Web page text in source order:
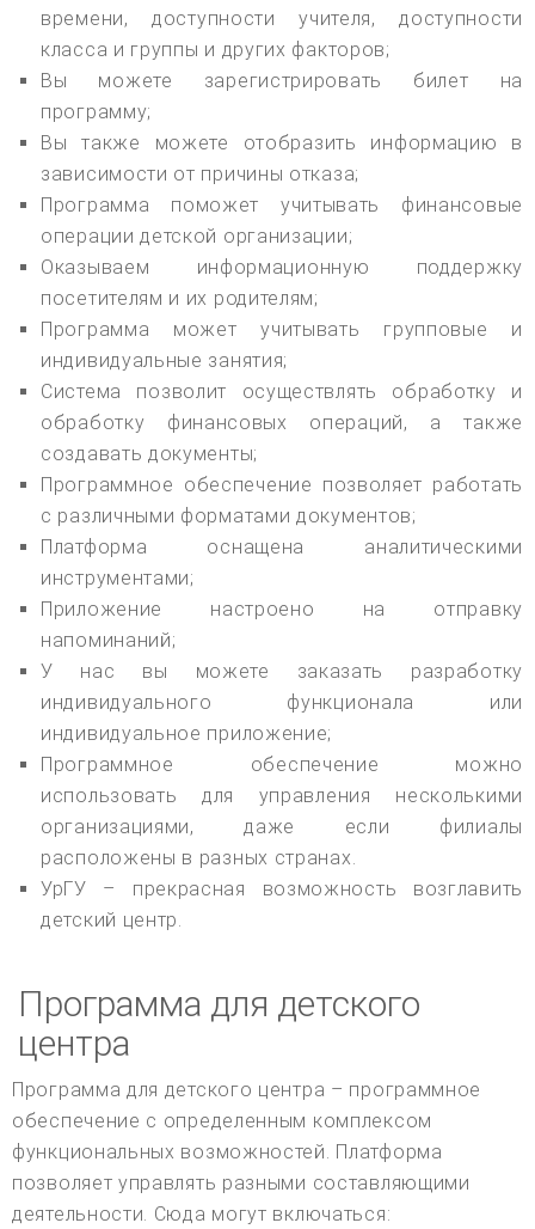
времени, доступности учителя, доступности
класса и группы и других факторов;
Вы можете зарегистрировать билет на
программу;
Вы также можете отобразить информацию в
зависимости от причины отказа;
Программа поможет учитывать финансовые
операции детской организации;
Оказываем информационную поддержку
посетителям и их родителям;
Программа может учитывать групповые и
индивидуальные занятия;
Система позволит осуществлять обработку и
обработку финансовых операций, а также
создавать документы;
Программное обеспечение позволяет работать
с различными форматами документов;
Платформа оснащена аналитическими
инструментами;
Приложение настроено на отправку
напоминаний;
У нас вы можете заказать разработку
индивидуального функционала или
индивидуальное приложение;
Программное обеспечение можно
использовать для управления несколькими
организациями, даже если филиалы
расположены в разных странах.
УрГУ – прекрасная возможность возглавить
детский центр.
Программа для детского
центра
Программа для детского центра – программное
обеспечение с определенным комплексом
функциональных возможностей. Платформа
позволяет управлять разными составляющими
деятельности. Сюда могут включаться: